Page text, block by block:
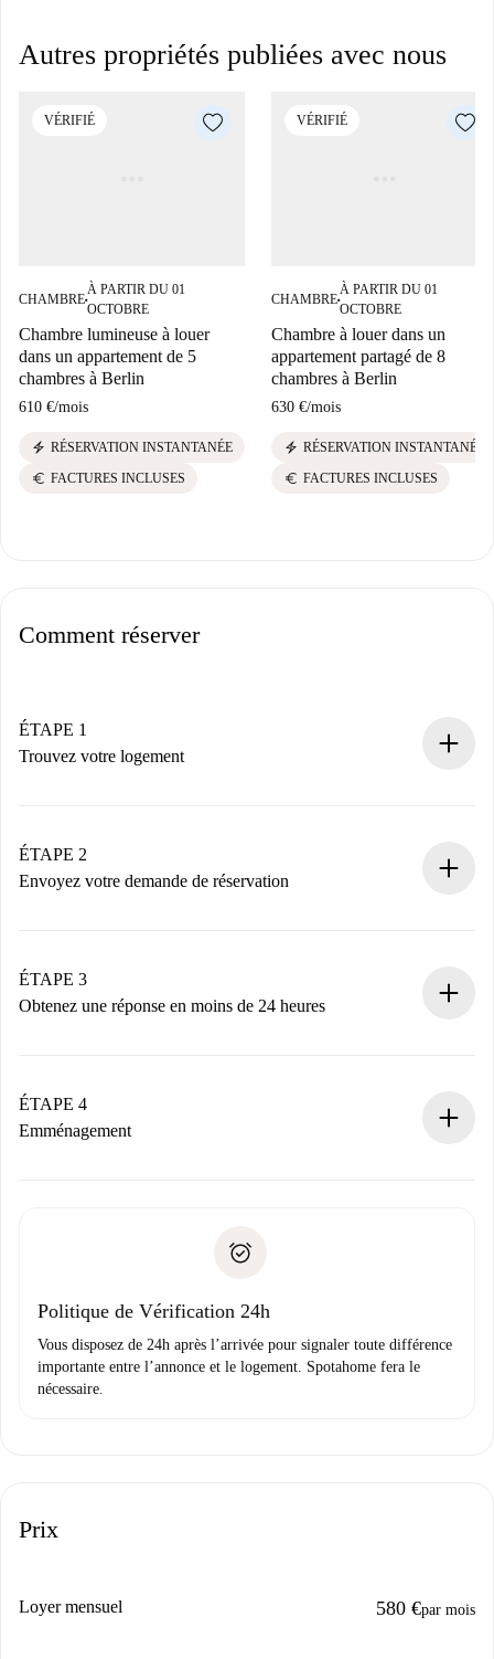
Autres propriétés publiées avec nous
VÉRIFIÉ
CHAMBRE■
À PARTIR DU 01
OCTOBRE
Chambre lumineuse à louer
dans un appartement de 5
chambres à Berlin
610 €/mois
electric_bolt RÉSERVATION INSTANTANÉE
euro FACTURES INCLUSES
VÉRIFIÉ
CHAMBRE■
À PARTIR DU 01
OCTOBRE
Chambre à louer dans un
appartement partagé de 8
chambres à Berlin
630 €/mois
electric_bolt RÉSERVATION INSTANTANÉE
euro FACTURES INCLUSES
Comment réserver
ÉTAPE 1
Trouvez votre logement
Vous disposez à l’avance de toutes les informations
nécessaires.
ÉTAPE 2
Envoyez votre demande de réservation
Nous ne vous facturerons rien tant que le propriétaire
n’aura pas accepté.
ÉTAPE 3
Obtenez une réponse en moins de 24 heures
contact avec le propriétaire.
Si refusé : aucun prélèvement et nous vous proposerons
Justificatif de solvabilité
ÉTAPE 4
Emménagement
uniquement si aucun problème n'est signalé.
Politique de Vérification 24h
Vous disposez de 24h après l’arrivée pour signaler toute différence
importante entre l’annonce et le logement. Spotahome fera le
nécessaire.
Prix
Loyer mensuel 580 €par mois